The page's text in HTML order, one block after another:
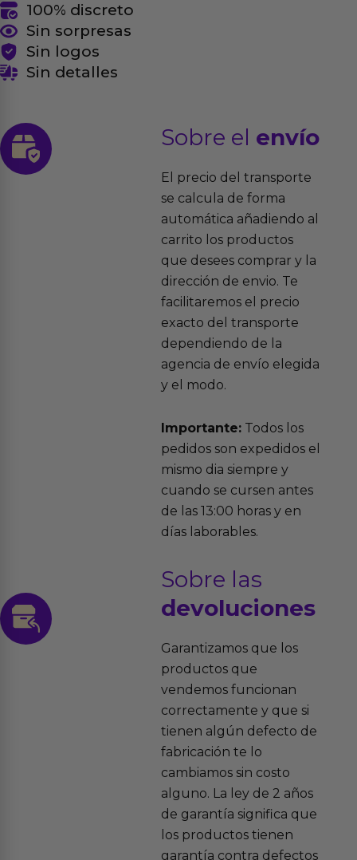
100% discreto
Sin sorpresas
Sin logos
Sin detalles
Sobre el envío
El precio del transporte
se calcula de forma
automática añadiendo al
carrito los productos
que desees comprar y la
dirección de envio. Te
facilitaremos el precio
exacto del transporte
dependiendo de la
agencia de envío elegida
y el modo.
Importante:Todos los
pedidos son expedidos el
mismo dia siempre y
cuando se cursen antes
de las 13:00 horas y en
días laborables.
Sobre las
devoluciones
Garantizamos que los
productos que
vendemos funcionan
correctamente y que si
tienen algún defecto de
fabricación te lo
cambiamos sin costo
alguno. La ley de 2 años
de garantía significa que
los productos tienen
garantía contra defectos